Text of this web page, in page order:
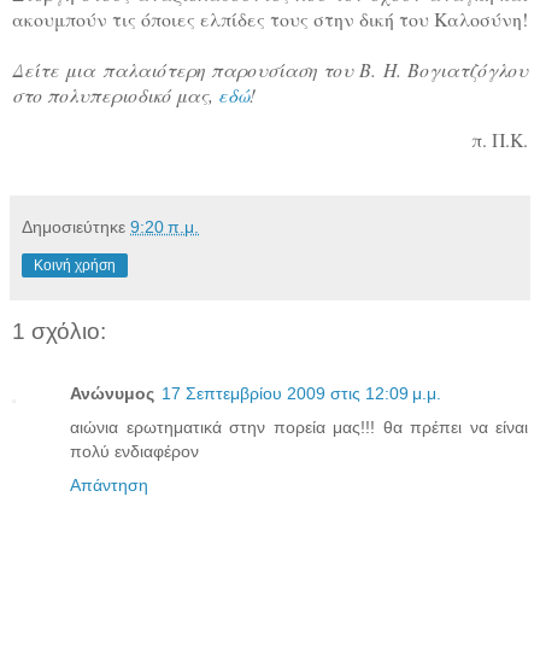
ακουμπούν τις όποιες ελπίδες τους στην δική του Καλοσύνη!
Δείτε μια παλαιότερη παρουσίαση του Β. Η. Βογιατζόγλου
στο πολυπεριοδικό μας, εδώ!
π. Π.Κ.
Δημοσιεύτηκε 9:20 π.μ.
Κοινή χρήση
1 σχόλιο:
Ανώνυμος 17 Σεπτεμβρίου 2009 στις 12:09 μ.μ.
αιώνια ερωτηματικά στην πορεία μας!!! θα πρέπει να είναι
πολύ ενδιαφέρον
Απάντηση